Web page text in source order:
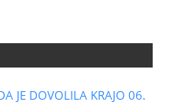
JE DOVOLILA KRAJO 06.